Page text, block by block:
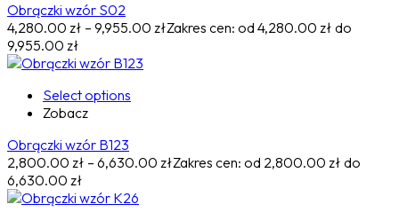
Obrączki wzór S02
4,280.00 zł – 9,955.00 złZakres cen: od 4,280.00 zł do
9,955.00 zł
Select options
Zobacz
Obrączki wzór B123
2,800.00 zł – 6,630.00 złZakres cen: od 2,800.00 zł do
6,630.00 zł